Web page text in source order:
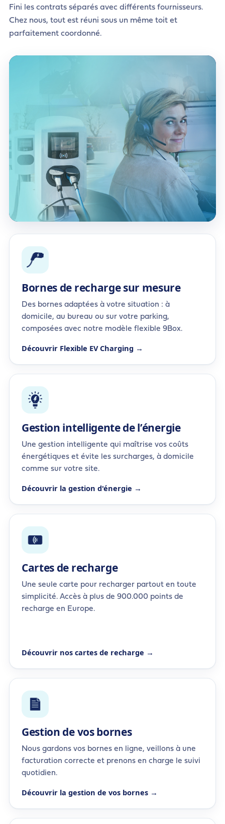
Fini les contrats séparés avec différents fournisseurs.
Chez nous, tout est réuni sous un même toit et
parfaitement coordonné.
Bornes de recharge sur mesure
Des bornes adaptées à votre situation : à
domicile, au bureau ou sur votre parking,
composées avec notre modèle flexible 9Box.
Découvrir Flexible EV Charging →
Gestion intelligente de l’énergie
Une gestion intelligente qui maîtrise vos coûts
énergétiques et évite les surcharges, à domicile
comme sur votre site.
Découvrir la gestion d'énergie →
Cartes de recharge
Une seule carte pour recharger partout en toute
simplicité. Accès à plus de 900.000 points de
recharge en Europe.
Découvrir nos cartes de recharge →
Gestion de vos bornes
Nous gardons vos bornes en ligne, veillons à une
facturation correcte et prenons en charge le suivi
quotidien.
Découvrir la gestion de vos bornes →